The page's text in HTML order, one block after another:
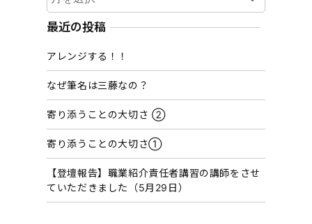
ー
カ
ブ
最近の投稿
アレンジする！！
なぜ筆名は三藤なの？
寄り添うことの大切さ ②
寄り添うことの大切さ①
【登壇報告】職業紹介責任者講習の講師をさせ
ていただきました（5月29日）